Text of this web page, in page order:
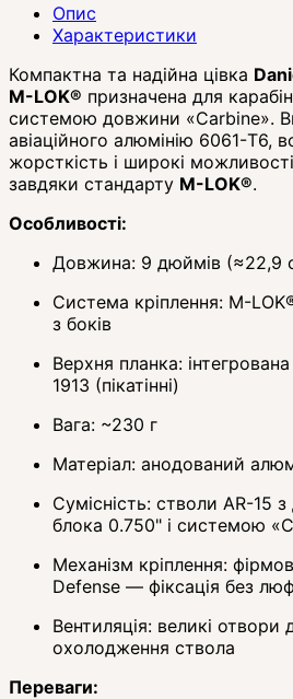
Опис
Характеристики
Компактна та надійна цівка
M-LOK® призначена для
системою довжини «Carbine».
авіаційного алюмінію 6061-T6,
жорсткість і широкі
завдяки стандарту M-LOK®.
Особливості:
Довжина: 9 дюймів (≈22,9
Система кріплення: M-
з боків
Верхня планка:
1913 (пікатінні)
Вага: ~230 г
Матеріал: анодований
Сумісність: стволи AR-15
блока 0.750" і системою
Механізм кріплення:
Defense — фіксація без
Вентиляція: великі отвори
охолодження ствола
Переваги: